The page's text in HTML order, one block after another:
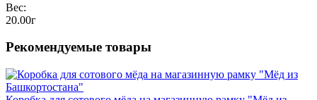
Вес:
20.00г
Рекомендуемые товары